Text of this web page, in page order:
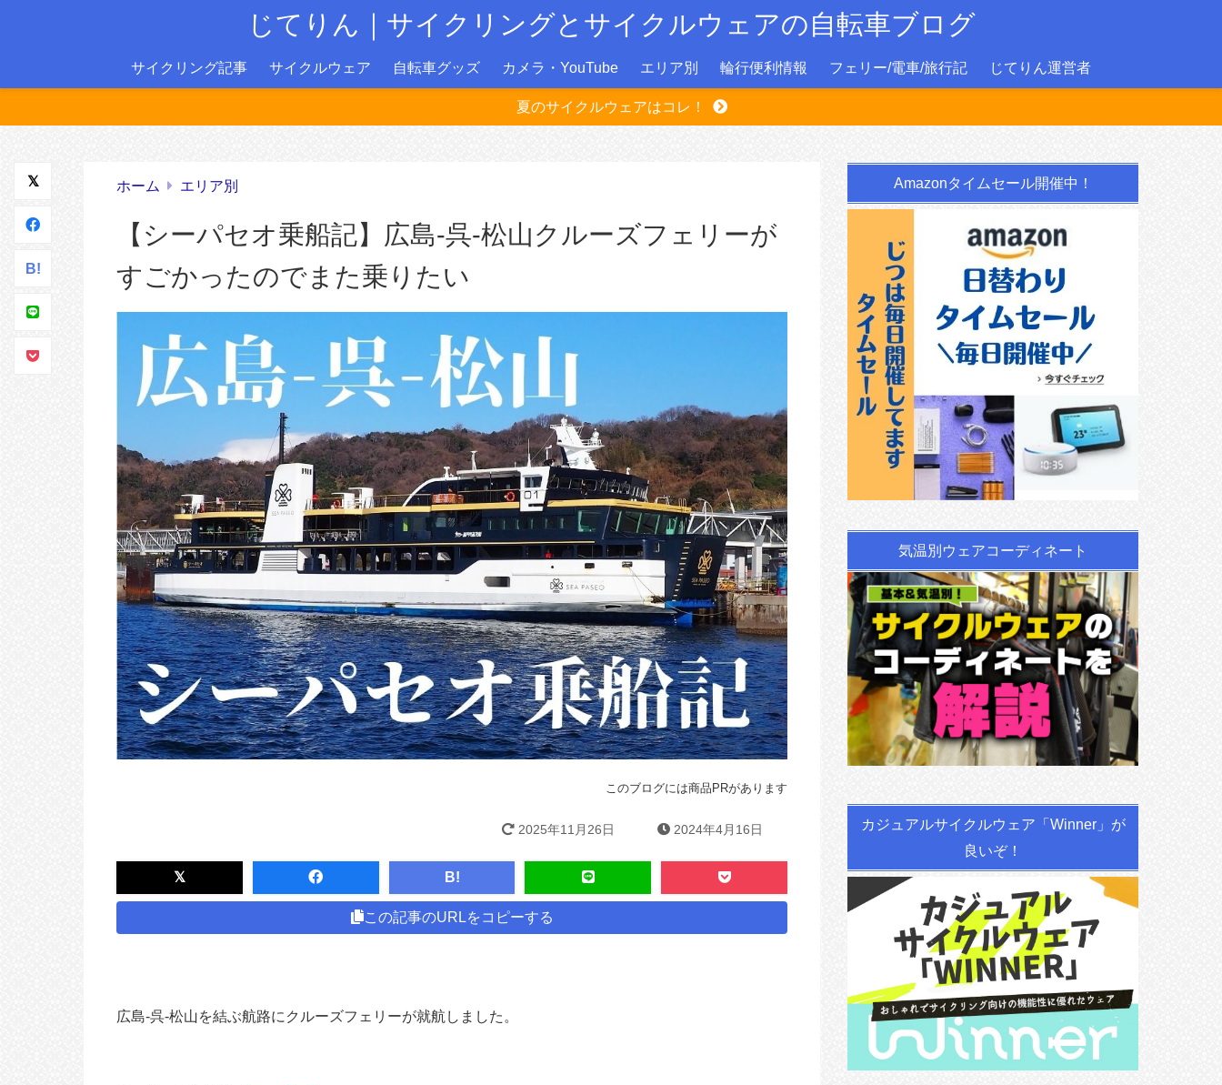
じてりん｜サイクリングとサイクルウェアの自転車ブログ
サイクリング記事 サイクルウェア 自転車グッズ カメラ・YouTube エリア別 輪行便利情報 フェリー/電車/旅行記 じてりん運営者
夏のサイクルウェアはコレ！
B!
ホーム エリア別
【シーパセオ乗船記】広島-呉-松山クルーズフェリーが
すごかったのでまた乗りたい
2025年11月26日 2024年4月16日
このブログには商品PRがあります
B!
この記事のURLをコピーする
広島-呉-松山を結ぶ航路にクルーズフェリーが就航しました。
Amazonタイムセール開催中！
気温別ウェアコーディネート
カジュアルサイクルウェア「Winner」が
良いぞ！